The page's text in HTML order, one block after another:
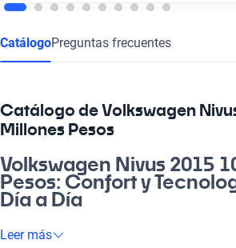
CatálogoPreguntas frecuentes
Catálogo de Volkswagen
Millones Pesos
Volkswagen Nivus 2015
Pesos: Confort y
Día a Día
Si buscas un auto que combine estilo y
Leer más